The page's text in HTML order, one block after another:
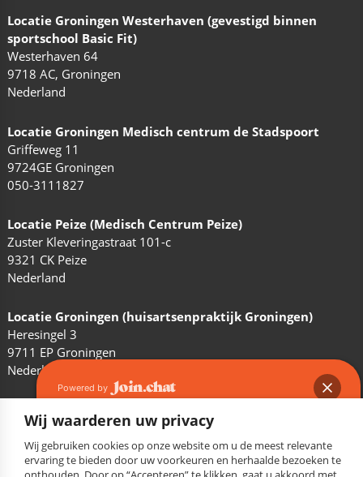
Locatie Groningen Westerhaven (gevestigd binnen
sportschool Basic Fit)
Westerhaven 64
9718 AC, Groningen
Nederland
Locatie Groningen Medisch centrum de Stadspoort
Griffeweg 11
9724GE Groningen
050-3111827
Locatie Peize (Medisch Centrum Peize)
Zuster Kleveringastraat 101-c
9321 CK Peize
Nederland
Locatie Groningen (huisartsenpraktijk Groningen)
Heresingel 3
9711 EP Groningen
Nederland
© Copyright 2026 - Powered byiClicks
Cookie instellingen| Privacy policy |Sitemap| FAQ
Powered by
Hi, kunnen wij u ergens mee van dienst
Wij waarderen uw privacy
Wij gebruiken cookies op onze website om u de meest relevante
ervaring te bieden door uw voorkeuren en herhaalde bezoeken te